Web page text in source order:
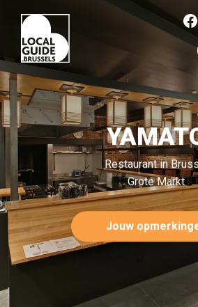
Restaurant in
Grote Markt
Jouw